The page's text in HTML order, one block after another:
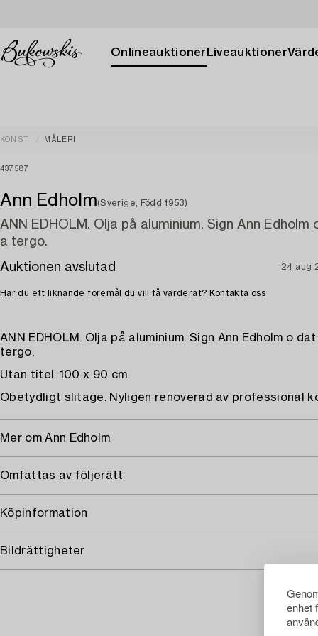
enhet
Onlineauktioner Liveauktioner
KONST MÅLERI
437587
Ann Edholm(Sverige, Född 1953)
ANN EDHOLM. Olja på aluminium. Sign Ann Edholm
a tergo.
Auktionen avslutad
24 aug
Har du ett liknande föremål du vill få värderat? Kontakta oss
ANN EDHOLM. Olja på aluminium. Sign Ann Edholm o
tergo.
Utan titel. 100 x 90 cm.
Obetydligt slitage. Nyligen renoverad av professional
Mer om Ann Edholm
Omfattas av följerätt
Köpinformation
Bildrättigheter